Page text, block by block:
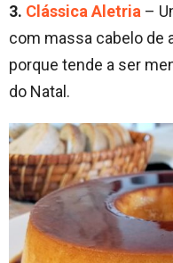
3. Clássica Aletria –
com massa cabelo de
porque tende a ser
do Natal.